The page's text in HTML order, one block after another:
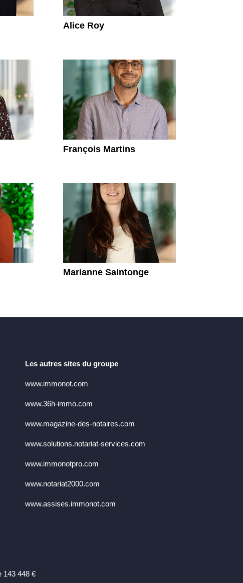
Alice Roy
François Martins
Marianne Saintonge
Les autres sites du groupe
www.immonot.com
www.36h-immo.com
www.magazine-des-notaires.com
www.solutions.notariat-services.com
www.immonotpro.com
www.notariat2000.com
www.assises.immonot.com
143 448 €